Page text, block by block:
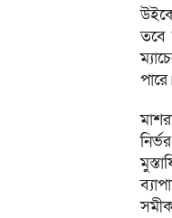
তবে
পারে।